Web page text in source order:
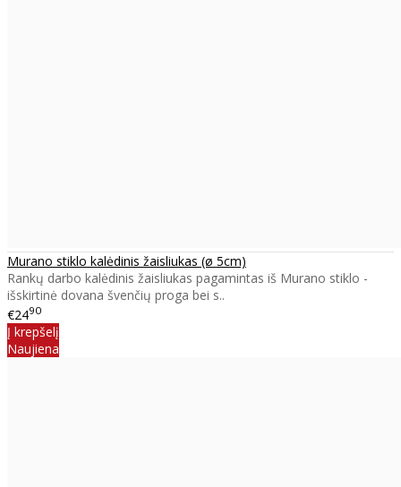
Murano stiklo kalėdinis žaisliukas (ø 5cm)
Rankų darbo kalėdinis žaisliukas pagamintas iš Murano stiklo -
išskirtinė dovana švenčių proga bei s..
€2490
Į krepšelį
Naujiena